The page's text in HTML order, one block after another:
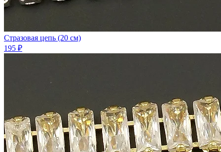
Стразовая цепь (20 см)
195 ₽